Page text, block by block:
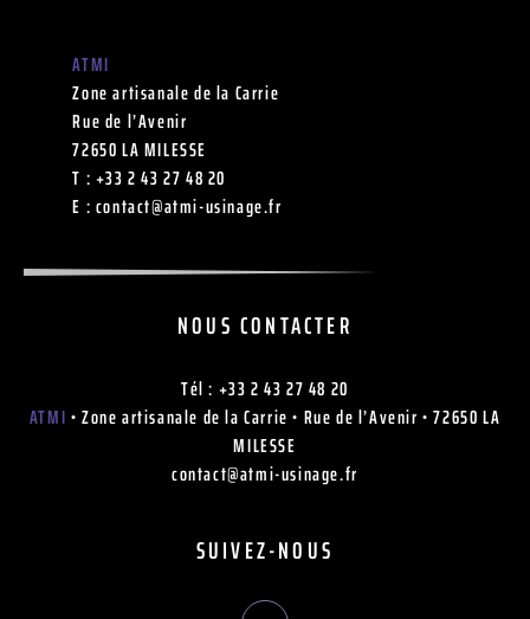
ATMI
Zone artisanale de la Carrie
Rue de l’Avenir
72650 LA MILESSE
T : +33 2 43 27 48 20
E : contact@atmi-usinage.fr
NOUS CONTACTER
Tél : +33 2 43 27 48 20
ATMI • Zone artisanale de la Carrie • Rue de l’Avenir • 72650 LA
MILESSE
contact@atmi-usinage.fr
SUIVEZ-NOUS